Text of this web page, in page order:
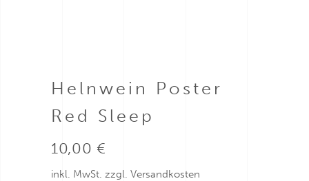
Helnwein Poster
Red Sleep
10,00 €
inkl. MwSt. zzgl. Versandkosten